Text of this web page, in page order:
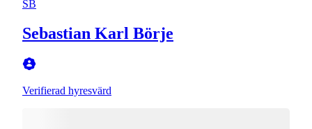
SB
Sebastian Karl Börje
Verifierad hyresvärd